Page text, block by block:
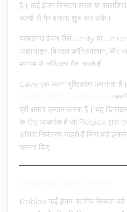
है। कई इंजन सिस्टम सरल या सारांशित
जल्दी से गेम बनाना शुरू कर सकें।
परंपरागत इंजन जैसे Unity या
पाइपलाइन, विस्तृत कॉन्फ़िगरेशन, और
माध्यम से जटिलता पेश करते हैं।
Cave एक अलग दृष्टिकोण अपनाता
पूरी क्षमता प्रदान करना है। यह
के लिए आकर्षक है जो Roblox द्वारा
अधिक नियंत्रण चाहते हैं बिना बड़े
सामना किए।
Roblox कई इंजन-स्तरीय सिस्टम को